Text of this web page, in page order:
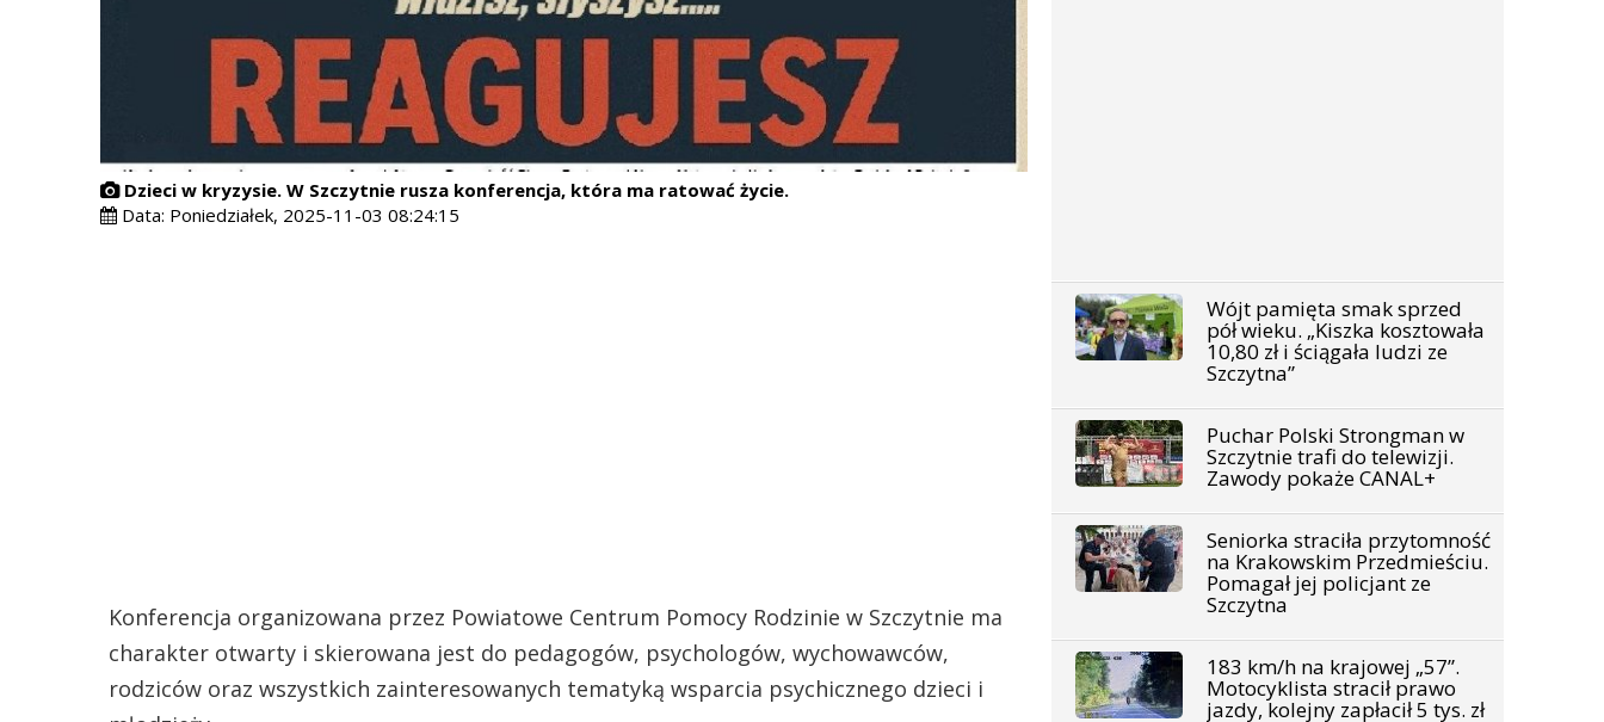
Dzieci w kryzysie. W Szczytnie rusza konferencja, która ma ratować życie.
Data: Poniedziałek, 2025-11-03 08:24:15
Konferencja organizowana przez Powiatowe Centrum Pomocy Rodzinie w Szczytnie ma
charakter otwarty i skierowana jest do pedagogów, psychologów, wychowawców,
rodziców oraz wszystkich zainteresowanych tematyką wsparcia psychicznego dzieci i
Wójt pamięta smak sprzed
pół wieku. „Kiszka kosztowała
10,80 zł i ściągała ludzi ze
Szczytna”
Puchar Polski Strongman w
Szczytnie trafi do telewizji.
Zawody pokaże CANAL+
Seniorka straciła przytomność
na Krakowskim Przedmieściu.
Pomagał jej policjant ze
Szczytna
183 km/h na krajowej „57”.
Motocyklista stracił prawo
jazdy, kolejny zapłacił 5 tys. zł